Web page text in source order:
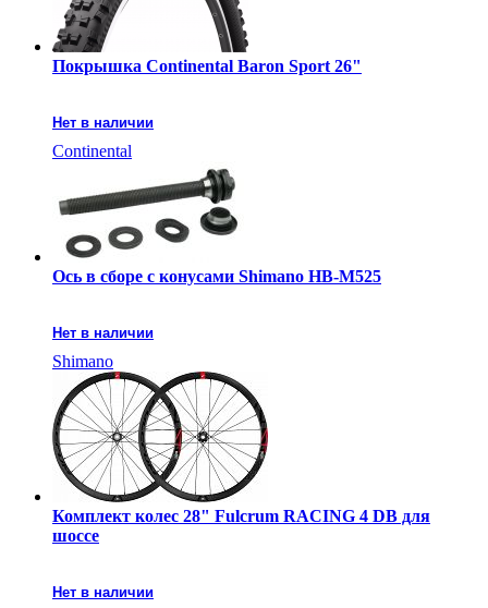
Покрышка Continental Baron Sport 26"
Нет в наличии
Continental
Ось в сборе с конусами Shimano HB-M525
Нет в наличии
Shimano
Комплект колес 28" Fulcrum RACING 4 DB для
шоссе
Нет в наличии